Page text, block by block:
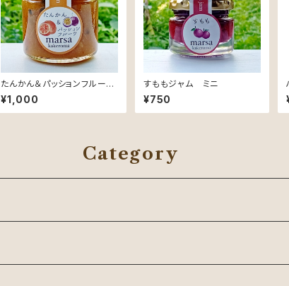
たんかん＆パッションフルーツ
ジャム
¥1,000
すももジャム ミニ
¥750
Category